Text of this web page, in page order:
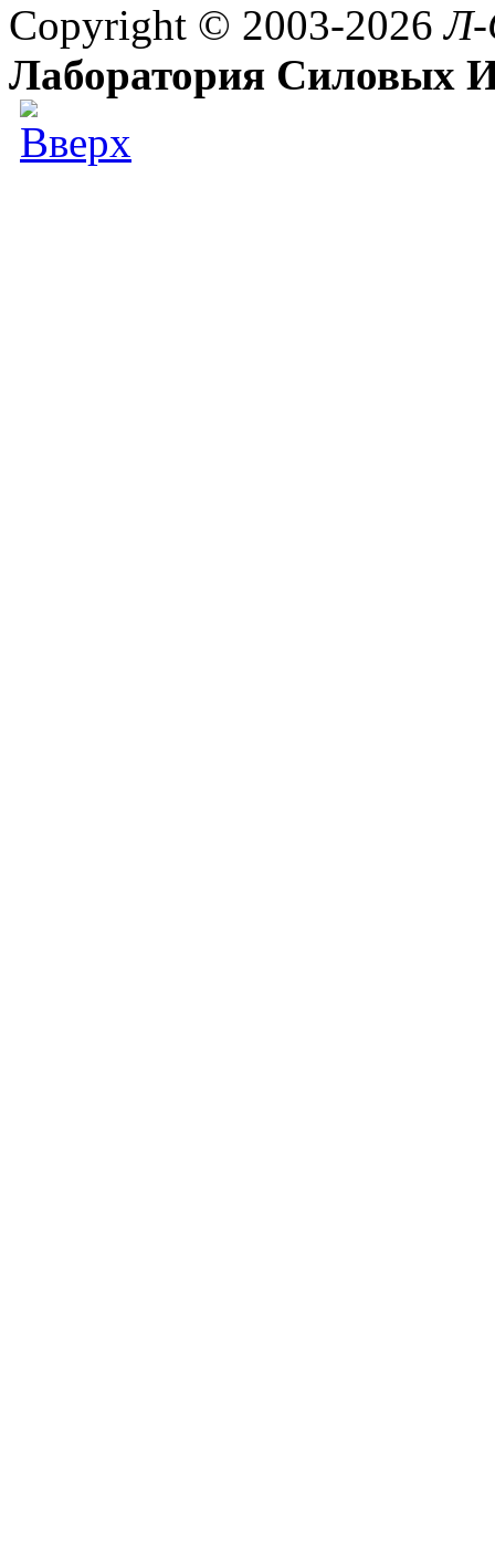
Copyright © 2003-2026
Лаборатория Силовых